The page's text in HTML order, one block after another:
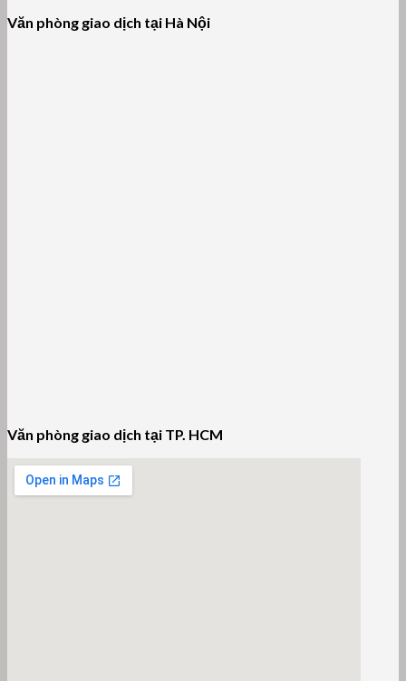
Văn phòng giao dịch tại Hà Nội
Văn phòng giao dịch tại TP. HCM